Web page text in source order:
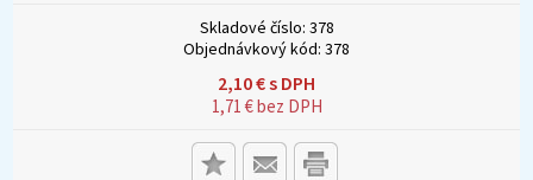
Skladové číslo: 378
Objednávkový kód: 378
2,10€s DPH
1,71€bez DPH